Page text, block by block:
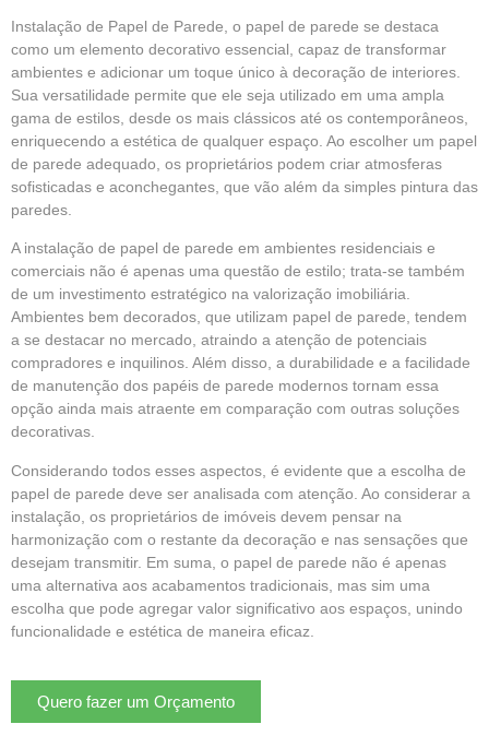
Instalação de Papel de Parede, o papel de parede se destaca
como um elemento decorativo essencial, capaz de transformar
ambientes e adicionar um toque único à decoração de interiores.
Sua versatilidade permite que ele seja utilizado em uma ampla
gama de estilos, desde os mais clássicos até os contemporâneos,
enriquecendo a estética de qualquer espaço. Ao escolher um papel
de parede adequado, os proprietários podem criar atmosferas
sofisticadas e aconchegantes, que vão além da simples pintura das
paredes.
A instalação de papel de parede em ambientes residenciais e
comerciais não é apenas uma questão de estilo; trata-se também
de um investimento estratégico na valorização imobiliária.
Ambientes bem decorados, que utilizam papel de parede, tendem
a se destacar no mercado, atraindo a atenção de potenciais
compradores e inquilinos. Além disso, a durabilidade e a facilidade
de manutenção dos papéis de parede modernos tornam essa
opção ainda mais atraente em comparação com outras soluções
decorativas.
Considerando todos esses aspectos, é evidente que a escolha de
papel de parede deve ser analisada com atenção. Ao considerar a
instalação, os proprietários de imóveis devem pensar na
harmonização com o restante da decoração e nas sensações que
desejam transmitir. Em suma, o papel de parede não é apenas
uma alternativa aos acabamentos tradicionais, mas sim uma
escolha que pode agregar valor significativo aos espaços, unindo
funcionalidade e estética de maneira eficaz.
Quero fazer um Orçamento